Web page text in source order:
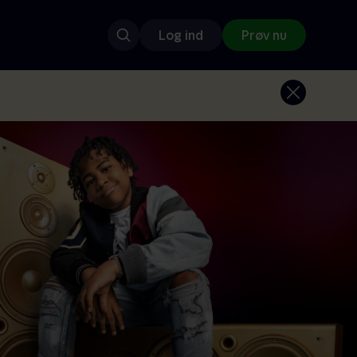
Log ind Prøv nu